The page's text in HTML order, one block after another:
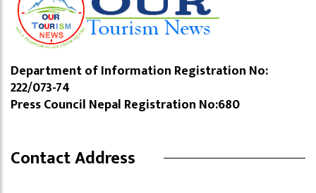
Department of Information Registration No:
222/073-74
Press Council Nepal Registration No:680
Contact Address